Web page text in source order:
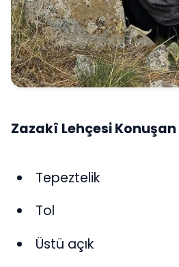
Zazakî Lehçesi
Tepeztelik
Tol
Üstü açık